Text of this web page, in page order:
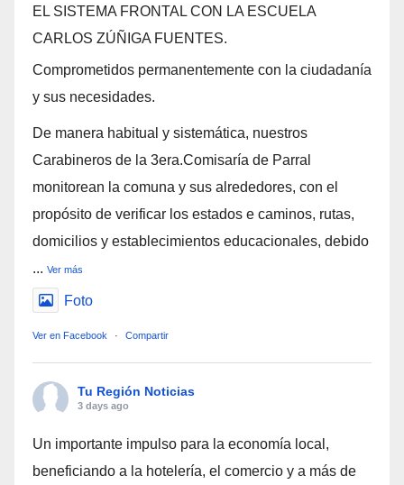
EL SISTEMA FRONTAL CON LA ESCUELA
CARLOS ZÚÑIGA FUENTES.
Comprometidos permanentemente con la ciudadanía
y sus necesidades.
De manera habitual y sistemática, nuestros
Carabineros de la 3era.Comisaría de Parral
monitorean la comuna y sus alrededores, con el
propósito de verificar los estados e caminos, rutas,
domicilios y establecimientos educacionales, debido
... Ver más
Foto
Ver en Facebook · Compartir
Tu Región Noticias
3 days ago
Un importante impulso para la economía local,
beneficiando a la hotelería, el comercio y a más de